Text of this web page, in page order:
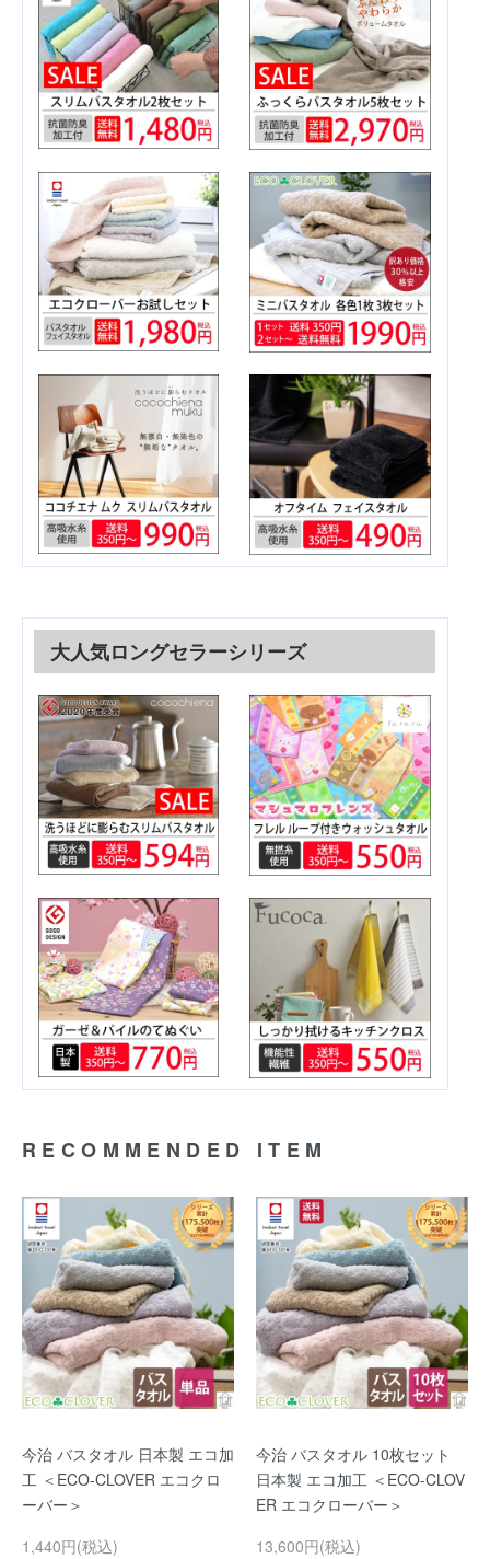
大人気ロングセラーシリーズ
RECOMMENDED ITEM
今治 バスタオル 日本製 エコ加
工 ＜ECO-CLOVER エコクロ
ーバー＞
1,440円(税込)
今治 バスタオル 10枚セット
日本製 エコ加工 ＜ECO-CLOV
ER エコクローバー＞
13,600円(税込)